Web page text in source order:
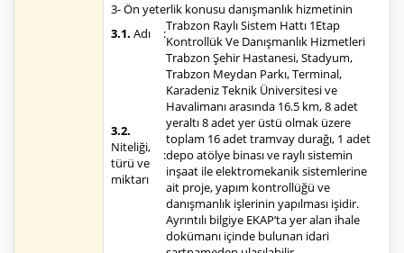
3- Ön yeterlik konusu danışmanlık hizmetinin
3.1. Adı :Trabzon Raylı Sistem Hattı 1Etap
Kontrollük Ve Danışmanlık Hizmetleri
3.2.
Niteliği,
türü ve
miktarı
:
Trabzon Şehir Hastanesi, Stadyum,
Trabzon Meydan Parkı, Terminal,
Karadeniz Teknik Üniversitesi ve
Havalimanı arasında 16.5 km, 8 adet
yeraltı 8 adet yer üstü olmak üzere
toplam 16 adet tramvay durağı, 1 adet
depo atölye binası ve raylı sistemin
inşaat ile elektromekanik sistemlerine
ait proje, yapım kontrollüğü ve
danışmanlık işlerinin yapılması işidir.
Ayrıntılı bilgiye EKAP’ta yer alan ihale
dokümanı içinde bulunan idari